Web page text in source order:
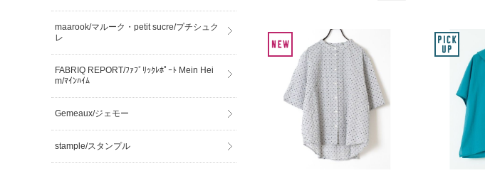
maarook/マルーク・petit sucre/プチシュク
レ
FABRIQ REPORT/ﾌｧﾌﾞﾘｯｸﾚﾎﾟｰﾄ Mein Hei
m/ﾏｲﾝﾊｲﾑ
Gemeaux/ジェモー
stample/スタンプル